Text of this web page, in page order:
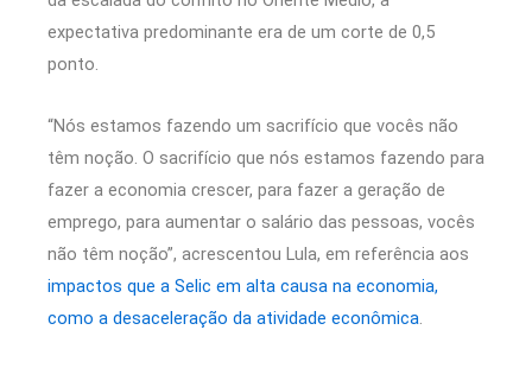
expectativa predominante era de um corte de 0,5
ponto.
“Nós estamos fazendo um sacrifício que vocês não
têm noção. O sacrifício que nós estamos fazendo para
fazer a economia crescer, para fazer a geração de
emprego, para aumentar o salário das pessoas, vocês
não têm noção”, acrescentou Lula, em referência aos
impactos que a Selic em alta causa na economia,
como a desaceleração da atividade econômica.